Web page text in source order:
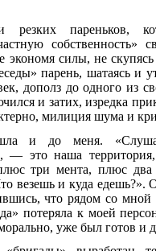
пареньков,
собственность»
экономя силы, не
парень, шатаясь и
дополз до одного из
и затих, изредка
милиция шума и
и до меня.
— это наша
три мента, плюс
везешь и куда едешь?».
что рядом со мной
потеряла к моей
уже был готов и